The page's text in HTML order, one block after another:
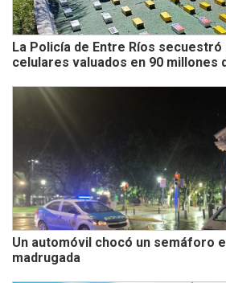
La Policía de Entre Ríos
celulares valuados en 90 millones
Un automóvil chocó un semáforo
madrugada